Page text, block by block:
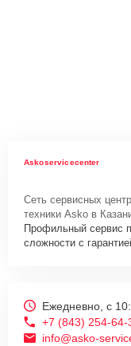
Askoservicecenter
Сеть сервисных
техники Asko в
Профильный сервис
сложности с
Ежедневно, с
+7 (843) 254-64-
info@asko-